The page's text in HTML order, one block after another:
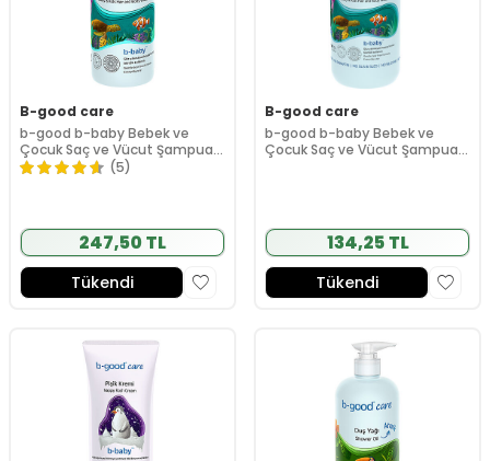
B-good care
b-good b-baby Bebek ve
Çocuk Saç ve Vücut Şampuanı
500 ml
(5)
247,50 TL
Tükendi
B-good care
b-good b-baby Bebek ve
Çocuk Saç ve Vücut Şampuanı
134,25 TL
Tükendi